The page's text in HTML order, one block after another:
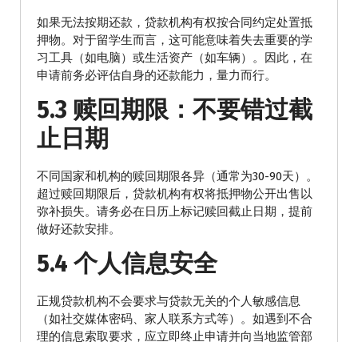
如果无法按期还款，贷款机构有权按合同约定处置抵
押物。对于留学生而言，这可能意味着失去重要的学
习工具（如电脑）或生活资产（如车辆）。因此，在
申请前务必评估自身的还款能力，量力而行。
5.3 赎回期限：不要错过截
止日期
不同国家和机构的赎回期限各异（通常为30-90天）。
超过赎回期限后，贷款机构有权将抵押物公开出售以
弥补损失。请务必在日历上标记赎回截止日期，提前
做好还款安排。
5.4 个人信息安全
正规贷款机构不会要求与贷款无关的个人敏感信息
（如社交媒体密码、家人联系方式等）。如遇到不合
理的信息索取要求，应立即终止申请并向当地监管部